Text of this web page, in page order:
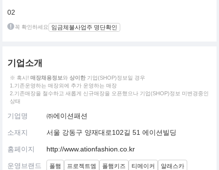
02
꼭 확인하세요 임금체불사업주 명단확인
기업소개
※ 혹시! 매장채용정보와 상이한 기업(SHOP)정보일 경우
1.기존운영하는 매장외에 추가 운영하는 매장
2.기존매장을 철수하고 새롭게 신규매장을 오픈했으나 기업(SHOP)정보 미변경중인
상태
기업명 ㈜에이션패션
소재지 서울 강동구 양재대로102길 51 에이션빌딩
홈페이지 http://www.ationfashion.co.kr
운영브랜드 폴햄 프로젝트엠 폴햄키즈 티메이커
알래스카